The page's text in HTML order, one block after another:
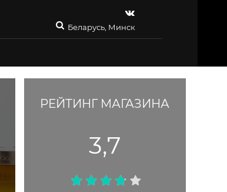
Беларусь, Минск
РЕЙТИНГ МАГАЗИНА
3,7